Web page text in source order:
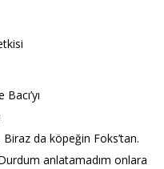
da köpeğin Foks’tan.
anlatamadım onlara